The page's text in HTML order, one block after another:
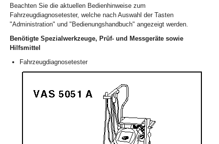
Beachten Sie die aktuellen Bedienhinweise zum
Fahrzeugdiagnosetester, welche nach Auswahl der Tasten
"Administration" und "Bedienungshandbuch" angezeigt werden.
Benötigte Spezialwerkzeuge, Prüf- und Messgeräte sowie
Hilfsmittel
Fahrzeugdiagnosetester